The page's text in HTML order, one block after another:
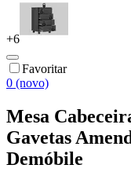
+6
Favoritar
0 (novo)
Mesa
Gavetas
Demóbile